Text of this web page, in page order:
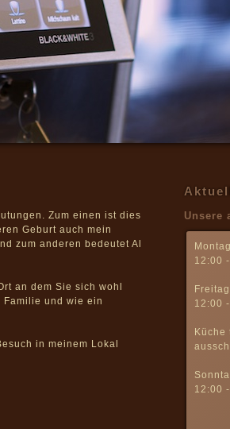
Zum einen ist dies
Geburt auch mein
zum anderen bedeutet Al
an dem Sie sich wohl
und wie ein
in meinem Lokal
Unsere
12:00
12:00
12:00